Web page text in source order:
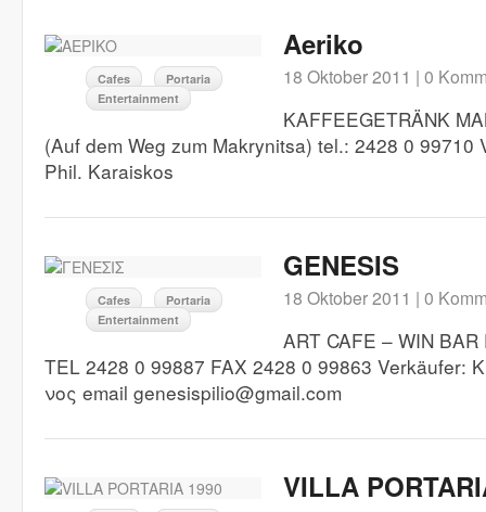
Cafes
Portaria
Entertainment
Aeriko
18 Oktober 2011 | 0
KAFFEEGETRÄNK
(Auf dem Weg zum Makrynitsa) tel.: 2428 0 99710
Phil. Karaiskos
Cafes
Portaria
Entertainment
GENESIS
18 Oktober 2011 | 0
ART CAFE – WIN
TEL 2428 0 99887 FAX 2428 0 99863
νος email genesispilio@gmail.com
VILLA